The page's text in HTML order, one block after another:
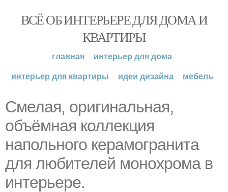
ВСЁ ОБ ИНТЕРЬЕРЕ ДЛЯ ДОМА И
КВАРТИРЫ
главная
интерьер для дома
интерьер для квартиры
идеи дизайна мебель
Смелая, оригинальная,
объёмная коллекция
напольного керамогранита
для любителей монохрома в
интерьере.